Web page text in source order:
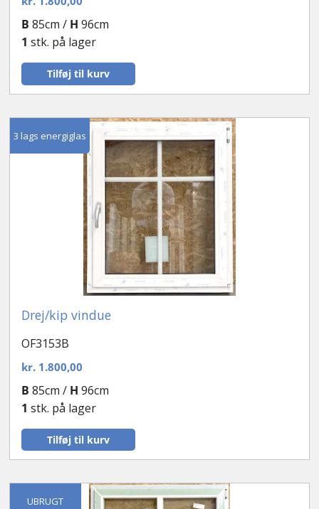
Tilføj til kurv
B 85cm / H 96cm
1 stk. på lager
3 lags energiglas
Drej/kip vindue
OF3153B
kr.1.800,00
Tilføj til kurv
B 85cm / H 96cm
1 stk. på lager
UBRUGT